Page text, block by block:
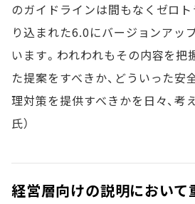
のガイドラインは間もなくゼロ
り込まれた6.0にバージョンアッ
います。われわれもその内容を把
た提案をすべきか、どういった安
理対策を提供すべきかを日々、考
氏）
経営層向けの説明において